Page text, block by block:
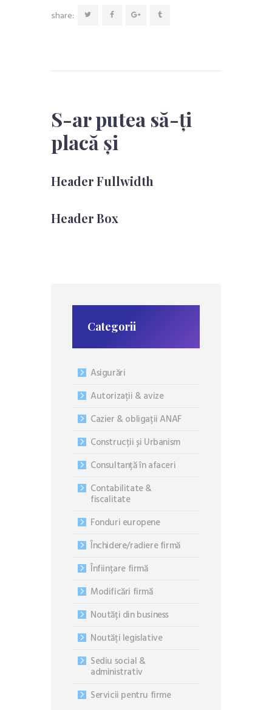
share:
S-ar putea să-ți
placă și
Header Fullwidth
Header Box
Categorii
Asigurări
Autorizații & avize
Cazier & obligații ANAF
Construcții și Urbanism
Consultanță în afaceri
Contabilitate &
fiscalitate
Fonduri europene
Închidere/radiere firmă
Înființare firmă
Modificări firmă
Noutăți din business
Noutăți legislative
Sediu social &
administrativ
Servicii pentru firme